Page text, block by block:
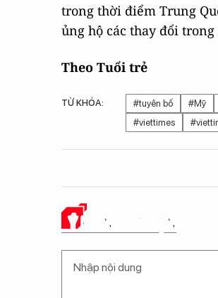
trong thời điểm Trung
ủng hộ các thay đổi
Theo Tuổi trẻ
TỪ KHÓA: #tuyên bố #Mỹ
#viettimes
Ý KIẾN CỦA BẠN